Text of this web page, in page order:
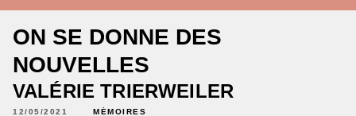
ON SE DONNE DES
NOUVELLES
VALÉRIE TRIERWEILER
12/05/2021 MÉMOIRES